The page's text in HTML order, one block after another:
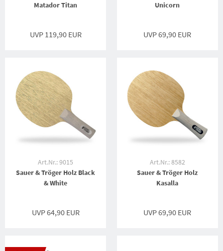
Matador Titan
UVP 119,90 EUR
Unicorn
UVP 69,90 EUR
Art.Nr.: 9015
Sauer & Tröger Holz Black
& White
UVP 64,90 EUR
Art.Nr.: 8582
Sauer & Tröger Holz
Kasalla
UVP 69,90 EUR